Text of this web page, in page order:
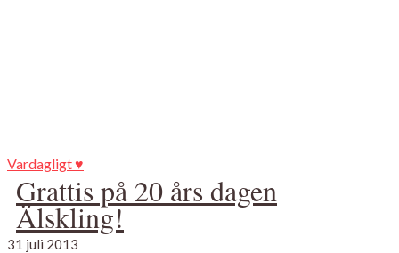
Vardagligt ♥
Grattis på 20 års dagen
Älskling!
31 juli 2013